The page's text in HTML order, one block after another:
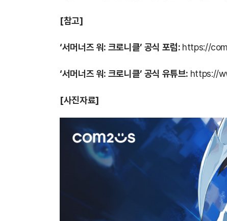
[참고]
‘서머너즈 워: 크로니클’ 공식 포럼: https://
‘서머너즈 워: 크로니클’ 공식 유튜브: https://
[사진자료]